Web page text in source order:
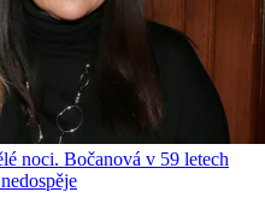
noci. Bočanová v 59 letech